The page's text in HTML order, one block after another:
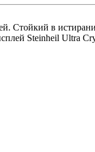
Стойкий в
Steinheil Ultra